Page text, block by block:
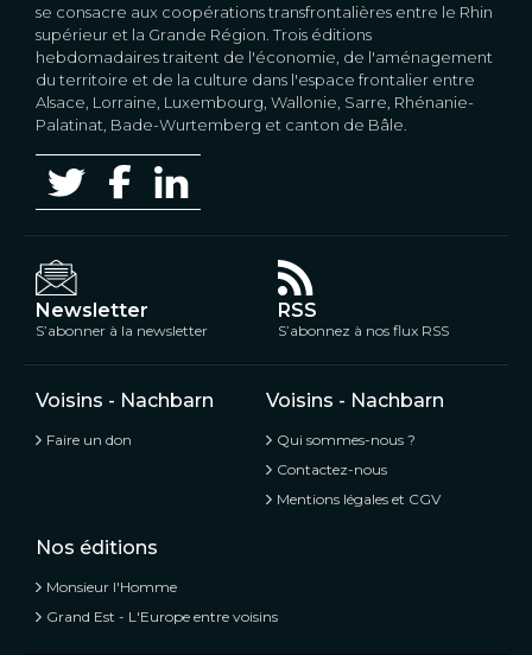
se consacre aux coopérations transfrontalières entre le Rhin
supérieur et la Grande Région. Trois éditions
hebdomadaires traitent de l'économie, de l'aménagement
du territoire et de la culture dans l'espace frontalier entre
Alsace, Lorraine, Luxembourg, Wallonie, Sarre, Rhénanie-
Palatinat, Bade-Wurtemberg et canton de Bâle.
Newsletter
S’abonner à la newsletter
RSS
S’abonnez à nos flux RSS
Voisins - Nachbarn
Faire un don
Voisins - Nachbarn
Qui sommes-nous ?
Contactez-nous
Mentions légales et CGV
Nos éditions
Monsieur l'Homme
Grand Est - L'Europe entre voisins